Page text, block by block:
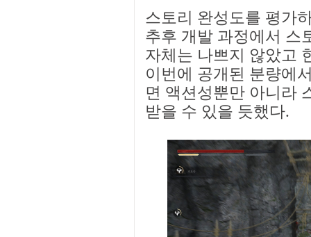
스토리 완성도를 평가
추후 개발 과정에서 스
자체는 나쁘지 않았고
이번에 공개된 분량에
면 액션성뿐만 아니라
받을 수 있을 듯했다.